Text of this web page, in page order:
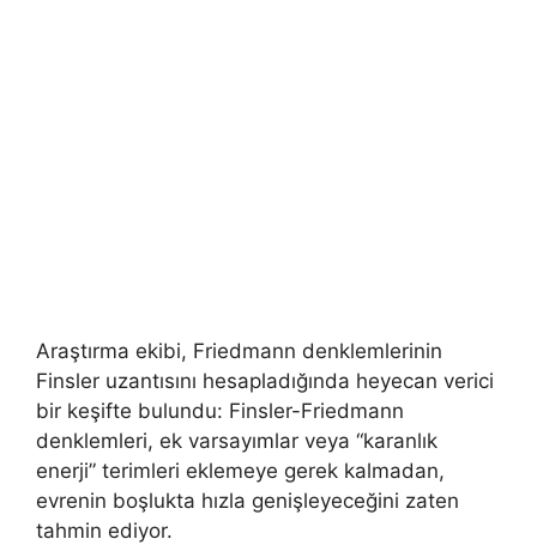
Araştırma ekibi, Friedmann denklemlerinin
Finsler uzantısını hesapladığında heyecan verici
bir keşifte bulundu: Finsler-Friedmann
denklemleri, ek varsayımlar veya “karanlık
enerji” terimleri eklemeye gerek kalmadan,
evrenin boşlukta hızla genişleyeceğini zaten
tahmin ediyor.